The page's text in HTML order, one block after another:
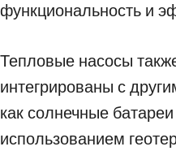
функциональность и
Тепловые насосы
интегрированы с
как солнечные
использованием